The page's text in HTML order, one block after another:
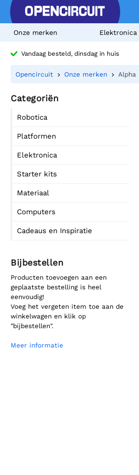
Onze merken Elektronica
Vandaag besteld, dinsdag in huis
Opencircuit Onze merken Alpha
Categoriën
Robotica
Platformen
Elektronica
Starter kits
Materiaal
Computers
Cadeaus en Inspiratie
Bijbestellen
Producten toevoegen aan een
geplaatste bestelling is heel
eenvoudig!
Voeg het vergeten item toe aan de
winkelwagen en klik op
"bijbestellen".
Meer informatie